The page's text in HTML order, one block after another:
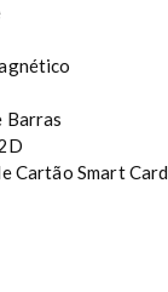
Barras
Cartão Smart Card